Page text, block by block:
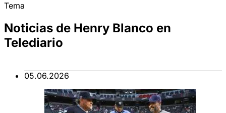
Tema
Noticias de Henry Blanco en
Telediario
05.06.2026